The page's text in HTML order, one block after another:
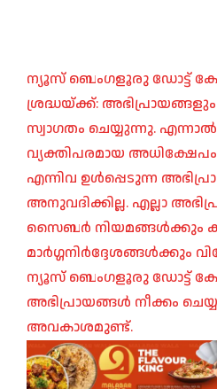
ന്യൂസ് ബെംഗളൂരു ഡോട്ട്
ശ്രദ്ധയ്ക്ക്:
സ്വാഗതം ചെയ്യുന്നു. എന്നാൽ
വ്യക്തിപരമായ
എന്നിവ ഉൾപ്പെടുന്ന
അനുവദിക്കില്ല. എല്ലാ
സൈബർ നിയമങ്ങൾക്കും
മാർഗ്ഗനിർദ്ദേശങ്ങൾക്കും
ന്യൂസ് ബെംഗളൂരു ഡോട്ട്
അഭിപ്രായങ്ങൾ നീക്കം
അവകാശമുണ്ട്.